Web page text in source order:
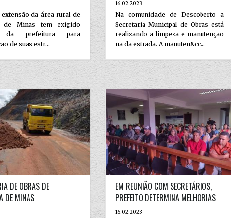
extensão da área rural de
de Minas tem exigido
da prefeitura para
de suas estr...
16.02.2023
Na comunidade de Descoberto a
Secretaria Municipal de Obras está
realizando a limpeza e manutenção
na da estrada. A manuten&cc...
DE OBRAS DE
DE MINAS
EM REUNIÃO COM SECRETÁRIOS,
PREFEITO DETERMINA MELHORIAS
16.02.2023